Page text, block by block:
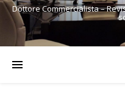
Dottore Commercialista –